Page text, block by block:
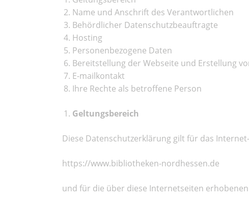
Name und Anschrift des Verantwortlichen
Behördlicher Datenschutzbeauftragte
Hosting
Personenbezogene Daten
Bereitstellung der Webseite und Erstellung
E-mailkontakt
Ihre Rechte als betroffene Person
Geltungsbereich
Diese Datenschutzerklärung gilt für das
https://www.bibliotheken-nordhessen.de
und für die über diese Internetseiten